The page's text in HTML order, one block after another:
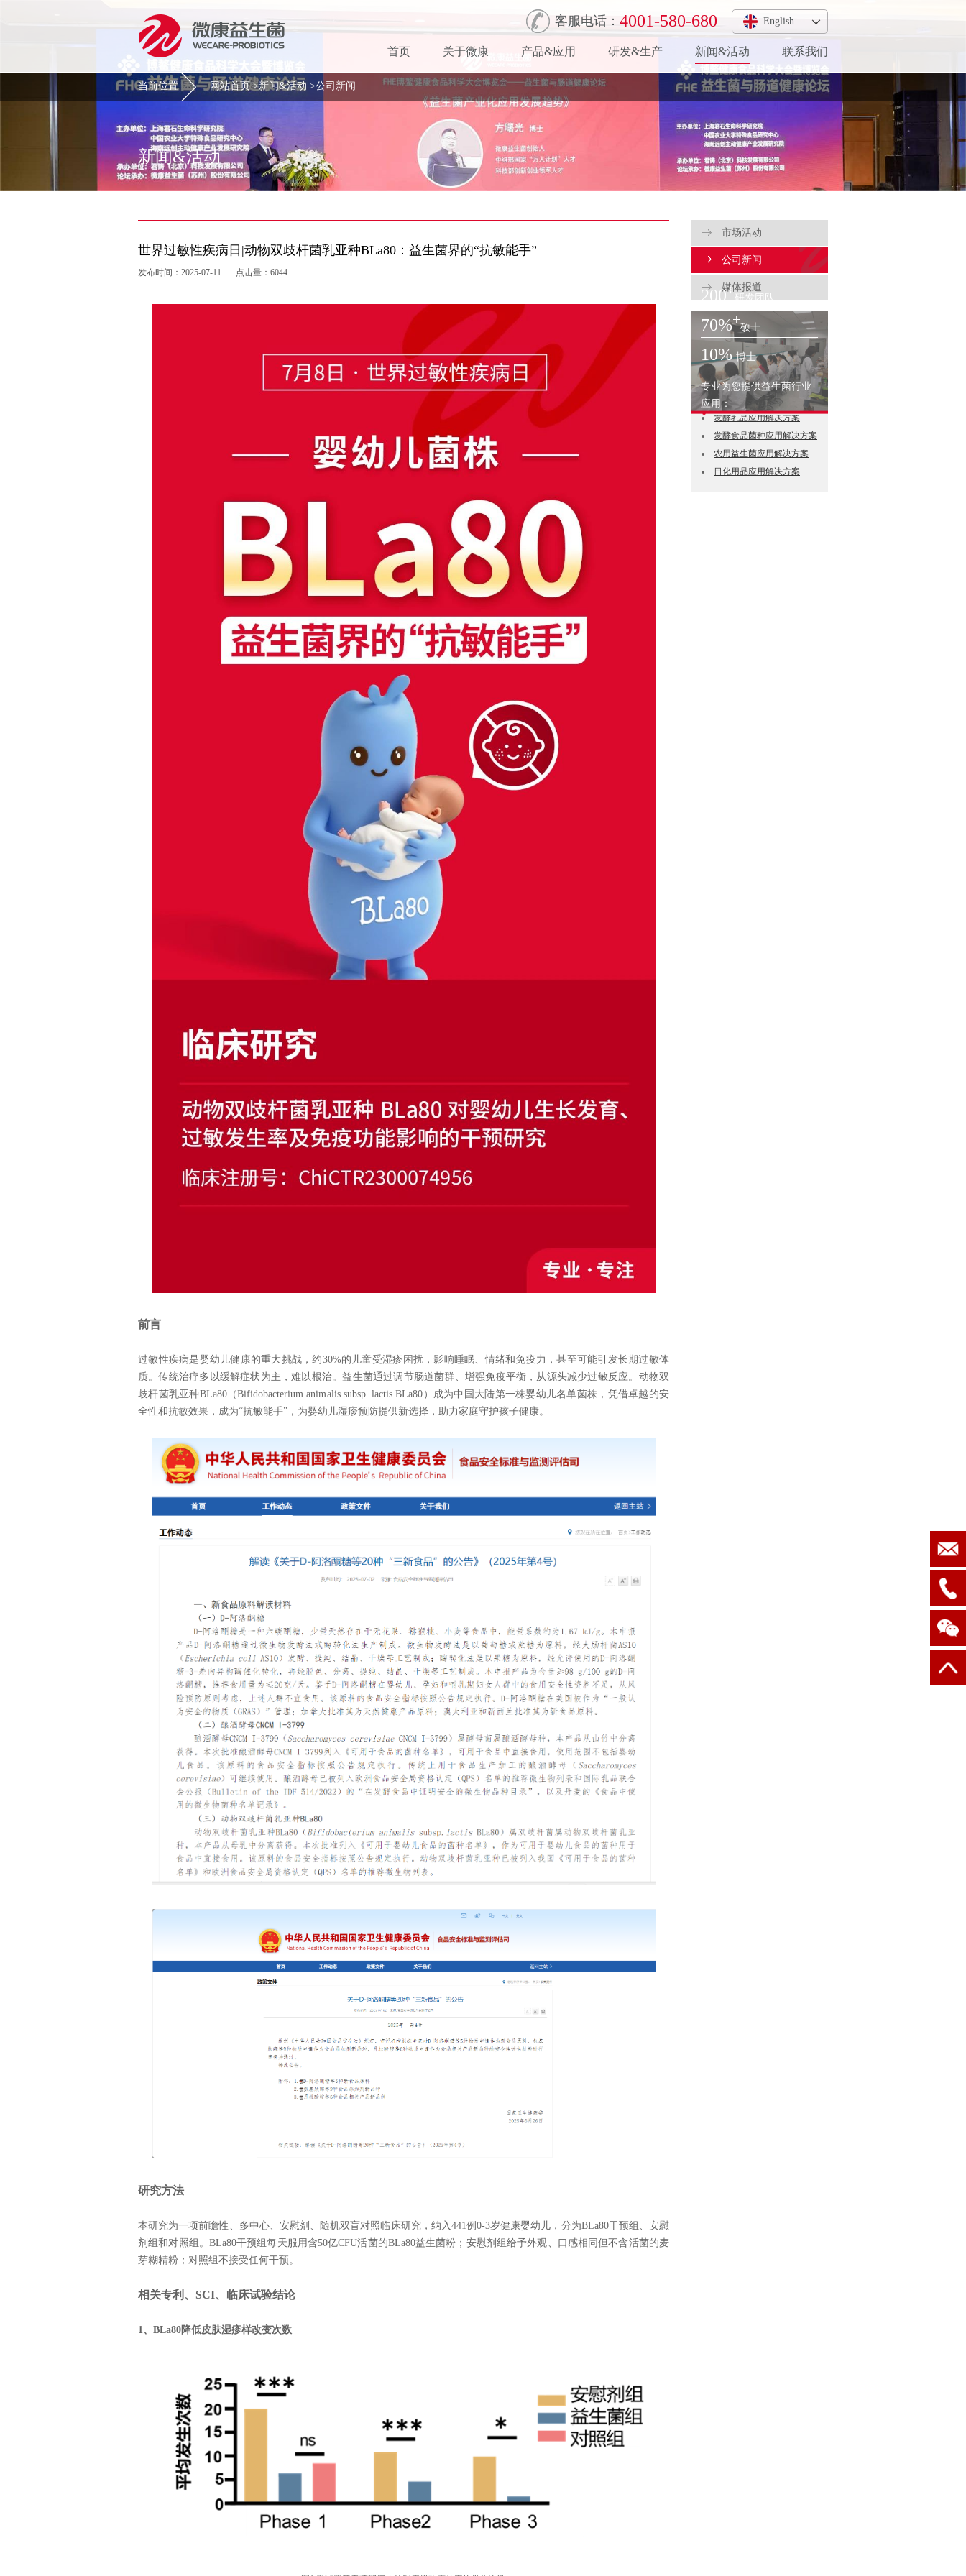
客服电话： 4001-580-680 English
首页 关于微康 产品&应用 研发&生产 新闻&活动 联系我们
当前位置 网站首页>新闻&活动 >公司新闻
新闻&活动
世界过敏性疾病日|动物双歧杆菌乳亚种BLa80：益生菌界的“抗敏能手”
发布时间：2025-07-11 点击量：6044
前言
过敏性疾病是婴幼儿健康的重大挑战，约30%的儿童受湿疹困扰，影响睡眠、情绪和免疫力，甚至可能引发长期过敏体
质。传统治疗多以缓解症状为主，难以根治。益生菌通过调节肠道菌群、增强免疫平衡，从源头减少过敏反应。动物双
歧杆菌乳亚种BLa80（Bifidobacterium animalis subsp. lactis BLa80）成为中国大陆第一株婴幼儿名单菌株，凭借卓越的安
全性和抗敏效果，成为“抗敏能手”，为婴幼儿湿疹预防提供新选择，助力家庭守护孩子健康。
研究方法
本研究为一项前瞻性、多中心、安慰剂、随机双盲对照临床研究，纳入441例0-3岁健康婴幼儿，分为BLa80干预组、安慰
剂组和对照组。BLa80干预组每天服用含50亿CFU活菌的BLa80益生菌粉；安慰剂组给予外观、口感相同但不含活菌的麦
芽糊精粉；对照组不接受任何干预。
相关专利、SCI、临床试验结论
1、BLa80降低皮肤湿疹样改变次数
市场活动
公司新闻
媒体报道
200+
研发团队
70%+
硕士
10% 博士
专业为您提供益生菌行业
应用：益生菌菌粉应用解决方案
发酵乳品应用解决方案
发酵食品菌种应用解决方案
农用益生菌应用解决方案
日化用品应用解决方案